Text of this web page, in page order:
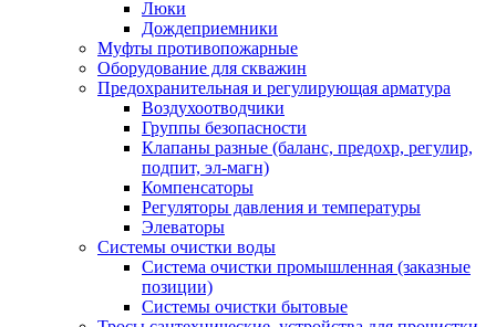
Люки
Дождеприемники
Муфты противопожарные
Оборудование для скважин
Предохранительная и регулирующая арматура
Воздухоотводчики
Группы безопасности
Клапаны разные (баланс, предохр, регулир,
подпит, эл-магн)
Компенсаторы
Регуляторы давления и температуры
Элеваторы
Системы очистки воды
Система очистки промышленная (заказные
позиции)
Системы очистки бытовые